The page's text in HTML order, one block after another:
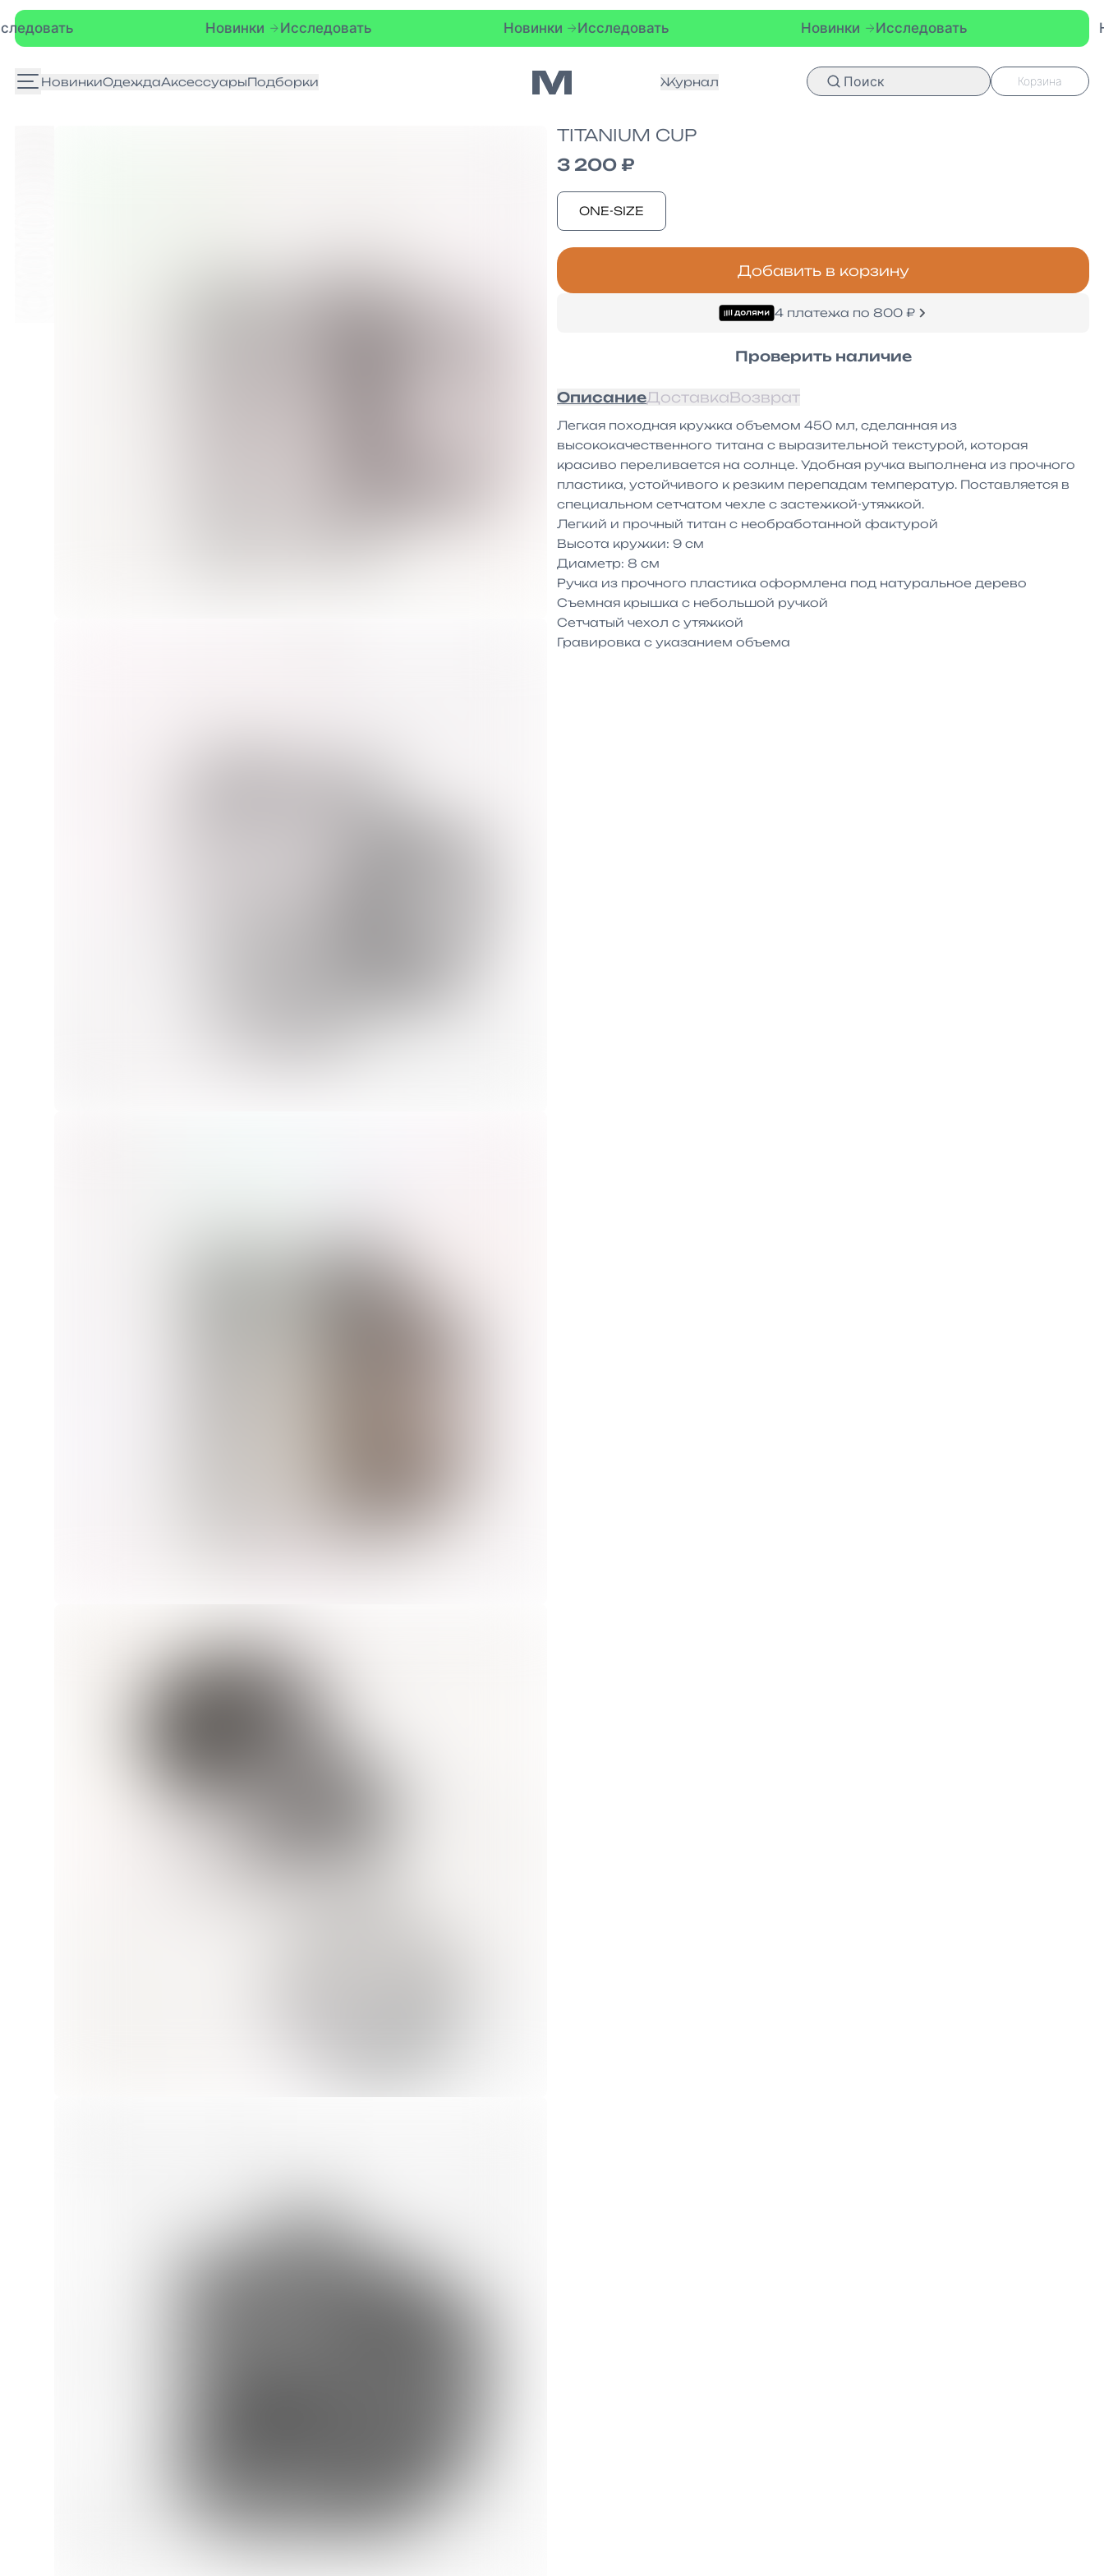
Исследовать Исследовать Исследовать
НовинкиОдеждаАксессуарыПодборки Журнал Поиск Корзина
TITANIUM CUP
3 200 ₽
ONE-SIZE
Добавить в корзину
4 платежа по 800 ₽
Проверить наличие
ОписаниеДоставкаВозврат
Легкая походная кружка объемом 450 мл, сделанная из
высококачественного титана с выразительной текстурой, которая
красиво переливается на солнце. Удобная ручка выполнена из прочного
пластика, устойчивого к резким перепадам температур. Поставляется в
специальном сетчатом чехле с застежкой-утяжкой.
Легкий и прочный титан с необработанной фактурой
Высота кружки: 9 см
Диаметр: 8 см
Ручка из прочного пластика оформлена под натуральное дерево
Съемная крышка с небольшой ручкой
Сетчатый чехол с утяжкой
Гравировка с указанием объема